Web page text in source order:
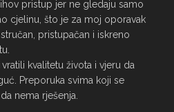
pristup jer ne gledaju samo
cjelinu, što je za moj oporavak
pristupačan i iskreno
kvalitetu života i vjeru da
Preporuka svima koji se
nema rješenja.